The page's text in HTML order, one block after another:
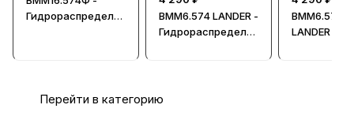
Гидрораспредели
ВММ6.574 LANDER -
Гидрораспредели
ВММ6.574Ф
LANDER -
Перейти в категорию